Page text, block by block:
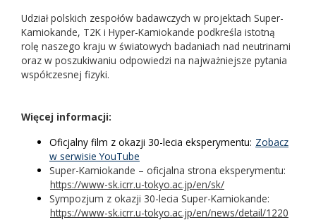
Udział polskich zespołów badawczych w projektach Super-
Kamiokande, T2K i Hyper-Kamiokande podkreśla istotną
rolę naszego kraju w światowych badaniach nad neutrinami
oraz w poszukiwaniu odpowiedzi na najważniejsze pytania
współczesnej fizyki.
Więcej informacji:
Oficjalny film z okazji 30-lecia eksperymentu: Zobacz
w serwisie YouTube
Super-Kamiokande – oficjalna strona eksperymentu:
https://www-sk.icrr.u-tokyo.ac.jp/en/sk/
Sympozjum z okazji 30-lecia Super-Kamiokande:
https://www-sk.icrr.u-tokyo.ac.jp/en/news/detail/1220